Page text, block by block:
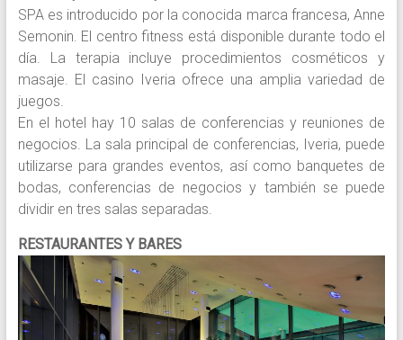
SPA es introducido por la conocida marca francesa, Anne
Semonin. El centro fitness está disponible durante todo el
día. La terapia incluye procedimientos cosméticos y
masaje. El casino Iveria ofrece una amplia variedad de
juegos.
En el hotel hay 10 salas de conferencias y reuniones de
negocios. La sala principal de conferencias, Iveria, puede
utilizarse para grandes eventos, así como banquetes de
bodas, conferencias de negocios y también se puede
dividir en tres salas separadas.
RESTAURANTES Y BARES